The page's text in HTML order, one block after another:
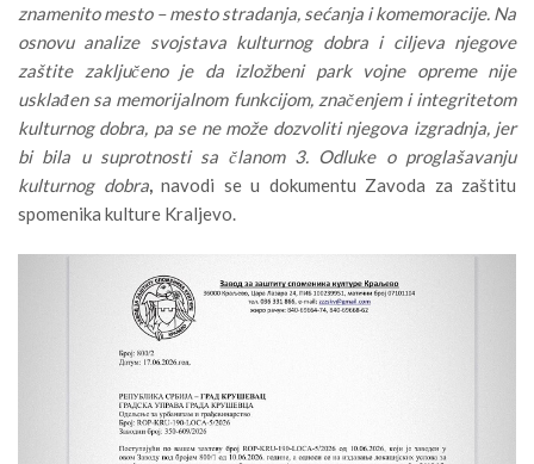
znamenito mesto – mesto stradanja, sećanja i komemoracije. Na
osnovu analize svojstava kulturnog dobra i ciljeva njegove
zaštite zaključeno je da izložbeni park vojne opreme nije
usklađen sa memorijalnom funkcijom, značenjem i integritetom
kulturnog dobra, pa se ne može dozvoliti njegova izgradnja, jer
bi bila u suprotnosti sa članom 3. Odluke o proglašavanju
kulturnog dobra, navodi se u dokumentu Zavoda za zaštitu
spomenika kulture Kraljevo.